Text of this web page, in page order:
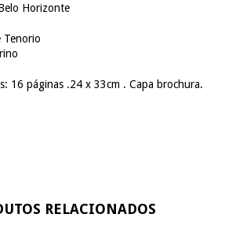
Horizonte
Tenorio
16 páginas .24 x 33cm . Capa brochura.
RELACIONADOS